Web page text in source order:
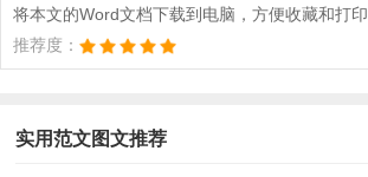
将本文的Word文档下载到电脑，方便收藏和打印
推荐度：
实用范文图文推荐